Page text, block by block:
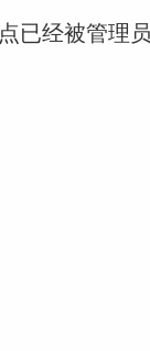
已经被管理